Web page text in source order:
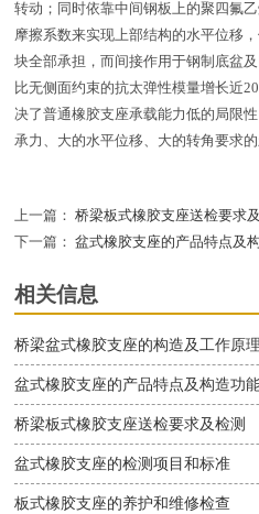
转动；同时依靠中间钢板上的聚四氟
摩擦系数来实现上部结构的水平位移
块全部承担，而间接作用于钢制底盆
比无侧面约束的抗太弹性模量增长近
决了普通橡胶支座承载能力低的局限
承力、大的水平位移、大的转角要求的
上一篇： 桥梁板式橡胶支座送检要求
下一篇： 盆式橡胶支座的产品特点及
相关信息
桥梁盆式橡胶支座的构造及工作原理
盆式橡胶支座的产品特点及构造功
桥梁板式橡胶支座送检要求及检测
盆式橡胶支座的检测项目和标准
板式橡胶支座的养护和维修检查